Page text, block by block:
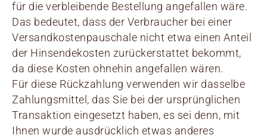
für die verbleibende Bestellung angefallen wäre.
Das bedeutet, dass der Verbraucher bei einer
Versandkostenpauschale nicht etwa einen Anteil
der Hinsendekosten zurückerstattet bekommt,
da diese Kosten ohnehin angefallen wären.
Für diese Rückzahlung verwenden wir dasselbe
Zahlungsmittel, das Sie bei der ursprünglichen
Transaktion eingesetzt haben, es sei denn, mit
Ihnen wurde ausdrücklich etwas anderes